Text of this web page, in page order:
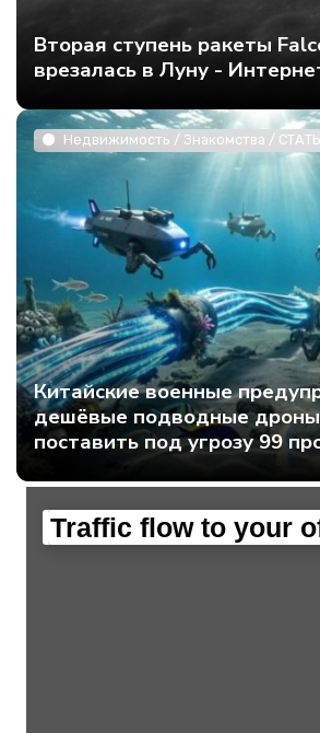
Вторая ступень ракеты
врезалась в Луну -
Недвижимость / Знакомства /
Китайские военные
дешёвые подводные дроны
поставить под угрозу 99
мирового интернет-
технологии.
Traffic flow to your